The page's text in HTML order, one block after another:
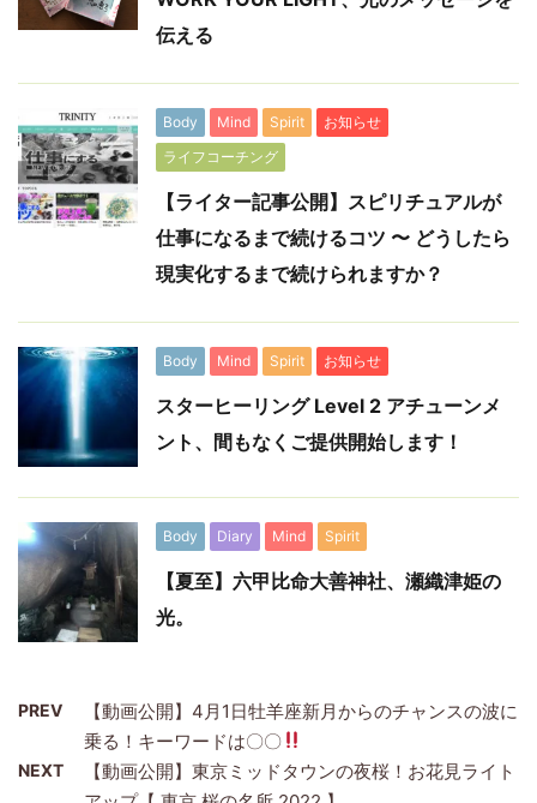
伝える
Body Mind Spirit
お知らせ
ライフコーチング
【ライター記事公開】スピリチュアルが
仕事になるまで続けるコツ 〜 どうしたら
現実化するまで続けられますか？
Body Mind Spirit お知らせ
スターヒーリング Level 2 アチューンメ
ント、間もなくご提供開始します！
Body Diary Mind Spirit
【夏至】六甲比命大善神社、瀬織津姫の
光。
PREV
【動画公開】4月1日牡羊座新月からのチャンスの波に
乗る！キーワードは〇〇
NEXT
【動画公開】東京ミッドタウンの夜桜！お花見ライト